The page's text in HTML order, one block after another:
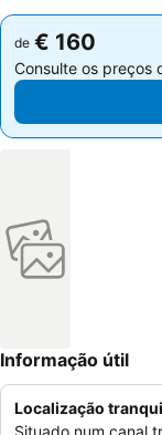
de € 160
Consulte os preços
de € 160
Consulte os preços
Informação útil
Localização
Situado num canal